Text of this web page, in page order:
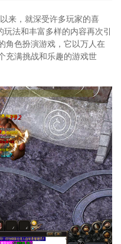
来，就深受许多玩家的喜
法和丰富多样的内容再次引
角色扮演游戏，它以万人在
充满挑战和乐趣的游戏世